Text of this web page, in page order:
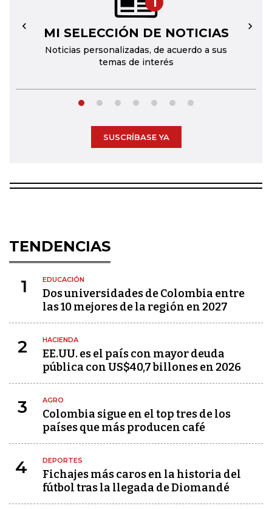
MI SELECCIÓN DE NOTICIAS
Noticias personalizadas, de acuerdo a sus
temas de interés
← →
SUSCRÍBASE YA
TENDENCIAS
1 EDUCACIÓN
Dos universidades de Colombia entre
las 10 mejores de la región en 2027
2 HACIENDA
EE.UU. es el país con mayor deuda
pública con US$40,7 billones en 2026
3 AGRO
Colombia sigue en el top tres de los
países que más producen café
4 DEPORTES
Fichajes más caros en la historia del
fútbol tras la llegada de Diomandé